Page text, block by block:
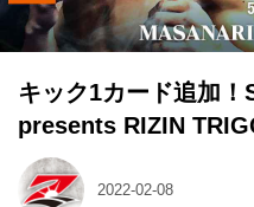
キック1カード追加！
presents RIZIN
2022-02-08